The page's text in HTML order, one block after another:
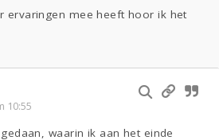
ervaringen mee heeft hoor ik het
10:55
waarin ik aan het einde